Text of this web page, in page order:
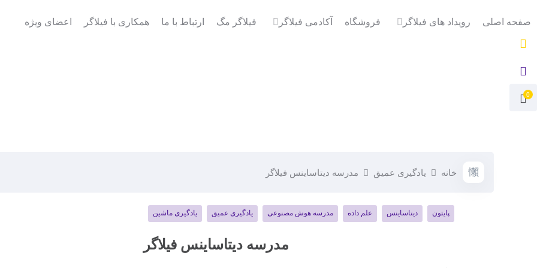
صفحه اصلی رویداد های فیلاگر فروشگاه آکادمی فیلاگر فیلاگر مگ ارتباط با ما همکاری با فیلاگر اعضای ویژه
0
خانه یادگیری عمیق مدرسه دیتاساینس فیلاگر
پایتون دیتاساینس علم داده مدرسه هوش مصنوعی یادگیری عمیق یادگیری ماشین
مدرسه دیتاساینس فیلاگر